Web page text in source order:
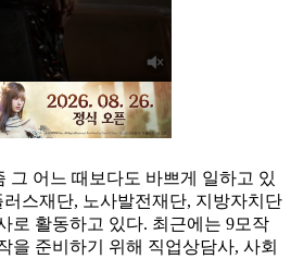
그 어느 때보다도 바쁘게 일하고 있
스재단, 노사발전재단, 지방자치단
로 활동하고 있다. 최근에는 9모작
을 준비하기 위해 직업상담사, 사회